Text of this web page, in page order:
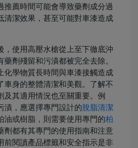
推薦時間可能會導致藥劑成分過
清潔效果，甚至可能對車漆造成
，使用高壓水槍從上至下徹底沖
藥劑殘留和污漬都被完全去除。
化學物質長時間與車漆接觸造成
車身的整體清潔和美觀。了解不
及其適用情況也至關重要。例
漬，應選擇專門設計的脫脂清潔
油或樹脂，則需要使用專門的柏
劑都有其專門的使用指南和注意
前閱讀產品標籤和安全指示是非